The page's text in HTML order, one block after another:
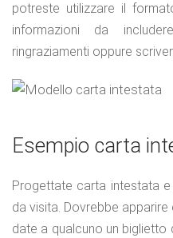
potreste utilizzare il
informazioni da
ringraziamenti oppure
Esempio carta
Progettate carta intestata
da visita. Dovrebbe
date a qualcuno un biglietto